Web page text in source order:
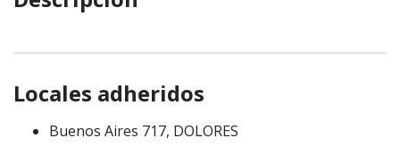
Locales adheridos
Buenos Aires 717, DOLORES